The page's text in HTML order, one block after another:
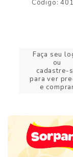
Código:
Faça seu
ou
cadastre-
para ver
e